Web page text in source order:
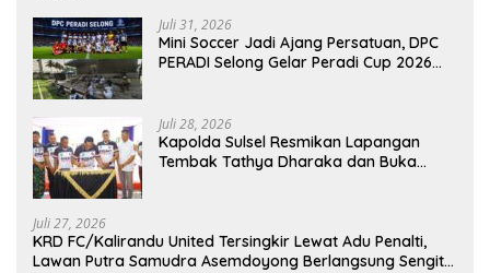
Juli 31, 2026
Mini Soccer Jadi Ajang Persatuan, DPC
PERADI Selong Gelar Peradi Cup 2026
Juli 28, 2026
Kapolda Sulsel Resmikan Lapangan
Tembak Tathya Dharaka dan Buka
Juli 27, 2026
KRD FC/Kalirandu United Tersingkir Lewat Adu Penalti,
Lawan Putra Samudra Asemdoyong Berlangsung Sengit